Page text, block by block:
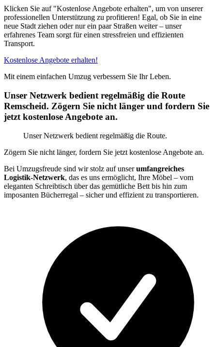
Klicken Sie auf "Kostenlose Angebote erhalten", um von unserer
professionellen Unterstützung zu profitieren! Egal, ob Sie in eine
neue Stadt ziehen oder nur ein paar Straßen weiter – unser
erfahrenes Team sorgt für einen stressfreien und effizienten
Transport.
Kostenlose Angebote erhalten!
Mit einem einfachen Umzug verbessern Sie Ihr Leben.
Unser Netzwerk bedient regelmäßig die Route
Remscheid. Zögern Sie nicht länger und fordern Sie
jetzt kostenlose Angebote an.
Unser Netzwerk bedient regelmäßig die Route.
Zögern Sie nicht länger, fordern Sie jetzt kostenlose Angebote an.
Bei Umzugsfreude sind wir stolz auf unserumfangreiches
Logistik-Netzwerk, das es uns ermöglicht, Ihre Möbel – vom
eleganten Schreibtisch über das gemütliche Bett bis hin zum
imposanten Bücherregal – sicher und effizient zu transportieren.